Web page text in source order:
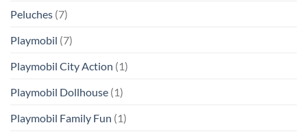
Peluches (7)
Playmobil (7)
Playmobil City Action (1)
Playmobil Dollhouse (1)
Playmobil Family Fun (1)